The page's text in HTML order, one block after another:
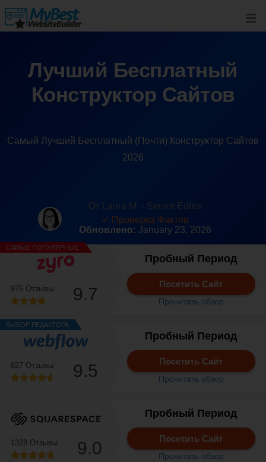
Лучший Бесплатный
Конструктор Сайтов
Самый Лучший Бесплатный (Почти) Конструктор Сайтов
2026
От Laura M. - Senior Editor
✓ Проверка Фактов
Обновлено: January 23, 2026
САМЫЕ ПОПУЛЯРНЫЕ
976 Отзывы 9.7
Пробный Период
Посетить Сайт
Прочитать обзор
ВЫБОР РЕДАКТОРА
827 Отзывы 9.5
Пробный Период
Посетить Сайт
Прочитать обзор
1328 Отзывы 9.0
Пробный Период
Посетить Сайт
Прочитать обзор